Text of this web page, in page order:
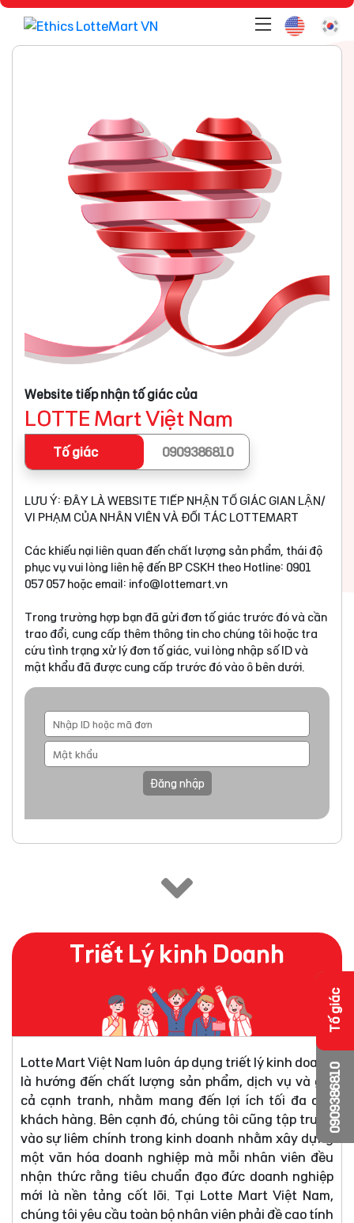
Website tiếp nhận tố giác của
LOTTE Mart Việt Nam
Tố giác 0909386810
LƯU Ý: ĐÂY LÀ WEBSITE TIẾP NHẬN TỐ GIÁC GIAN LẬN/
VI PHẠM CỦA NHÂN VIÊN VÀ ĐỐI TÁC LOTTEMART
Các khiếu nại liên quan đến chất lượng sản phẩm, thái độ
phục vụ vui lòng liên hệ đến BP CSKH theo Hotline: 0901
057 057 hoặc email: info@lottemart.vn
Trong trường hợp bạn đã gửi đơn tố giác trước đó và cần
trao đổi, cung cấp thêm thông tin cho chúng tôi hoặc tra
cứu tình trạng xử lý đơn tố giác, vui lòng nhập số ID và
mật khẩu đã được cung cấp trước đó vào ô bên dưới.
Đăng nhập
Triết Lý kinh Doanh
Lotte Mart Việt Nam luôn áp dụng triết lý kinh doanh
là hướng đến chất lượng sản phẩm, dịch vụ và giá
cả cạnh tranh, nhằm mang đến lợi ích tối đa cho
khách hàng. Bên cạnh đó, chúng tôi cũng tập trung
vào sự liêm chính trong kinh doanh nhằm xây dựng
một văn hóa doanh nghiệp mà mỗi nhân viên đều
nhận thức rằng tiêu chuẩn đạo đức doanh nghiệp
mới là nền tảng cốt lõi. Tại Lotte Mart Việt Nam,
chúng tôi yêu cầu toàn bộ nhân viên phải đề cao tính
0909386810
Tố giác